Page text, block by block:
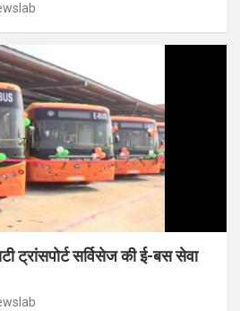
ट्रांसपोर्ट सर्विसेज की ई-बस सेवा